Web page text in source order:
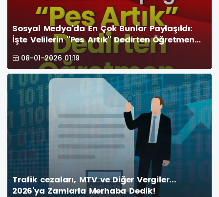
Sosyal Medya'da En Çok Bunlar Paylaşıldı:
İşte Velilerin ''Pes Artık'' Dedirten Öğretmen
Şikayetleri
08-01-2026 01:19
Trafik cezaları, MTV ve Diğer Vergiler...
2026'ya Zamlarla Merhaba Dedik!